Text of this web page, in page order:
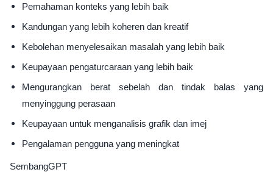
Pemahaman konteks yang lebih baik
Kandungan yang lebih koheren dan kreatif
Kebolehan menyelesaikan masalah yang lebih baik
Keupayaan pengaturcaraan yang lebih baik
Mengurangkan berat sebelah dan tindak balas yang
menyinggung perasaan
Keupayaan untuk menganalisis grafik dan imej
Pengalaman pengguna yang meningkat
SembangGPT